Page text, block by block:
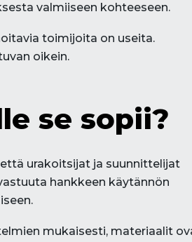
valmiiseen kohteeseen.
toimijoita on useita.
oikein.
se sopii?
urakoitsijat ja suunnittelijat
hankkeen käytännön
mukaisesti, materiaalit